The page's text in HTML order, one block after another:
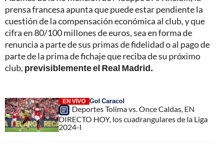
prensa francesa apunta que puede estar pendiente la
cuestión de la compensación económica al club, y que
cifra en 80/100 millones de euros, sea en forma de
renuncia a parte de sus primas de fidelidad o al pago de
parte de la prima de fichaje que reciba de su próximo
club, previsiblemente el Real Madrid.
EN VIVO Gol Caracol
Deportes Tolima vs. Once Caldas, EN
DIRECTO HOY, los cuadrangulares de la Liga
2024-I